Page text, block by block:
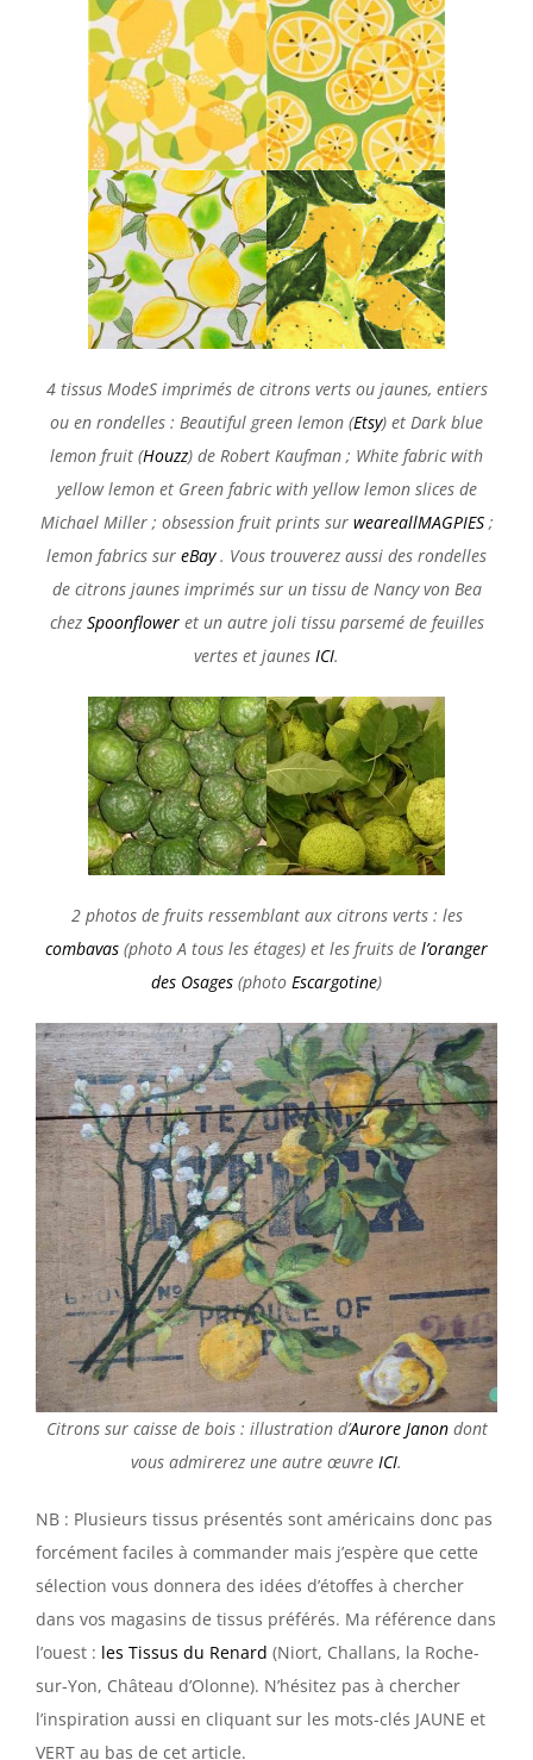
4 tissus ModeS imprimés de citrons verts ou jaunes, entiers
ou en rondelles : Beautiful green lemon (Etsy) et Dark blue
lemon fruit (Houzz) de Robert Kaufman ; White fabric with
yellow lemon et Green fabric with yellow lemon slices de
Michael Miller ; obsession fruit prints sur weareallMAGPIES;
lemon fabrics sur eBay . Vous trouverez aussi des rondelles
de citrons jaunes imprimés sur un tissu de Nancy von Bea
chez Spoonfloweret un autre joli tissu parsemé de feuilles
vertes et jaunes ICI.
2 photos de fruits ressemblant aux citrons verts : les
combavas (photo A tous les étages) et les fruits de l’oranger
des Osages (photo Escargotine)
Citrons sur caisse de bois : illustration d’Aurore Janondont
vous admirerez une autre œuvre ICI.
NB : Plusieurs tissus présentés sont américains donc pas
forcément faciles à commander mais j’espère que cette
sélection vous donnera des idées d’étoffes à chercher
dans vos magasins de tissus préférés. Ma référence dans
l’ouest : les Tissus du Renard (Niort, Challans, la Roche-
sur-Yon, Château d’Olonne). N’hésitez pas à chercher
l’inspiration aussi en cliquant sur les mots-clés JAUNE et
VERT au bas de cet article.